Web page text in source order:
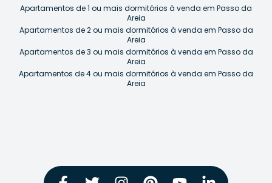
Apartamentos de 1 ou mais dormitórios à venda em Passo da
Areia
Apartamentos de 2 ou mais dormitórios à venda em Passo da
Areia
Apartamentos de 3 ou mais dormitórios à venda em Passo da
Areia
Apartamentos de 4 ou mais dormitórios à venda em Passo da
Areia